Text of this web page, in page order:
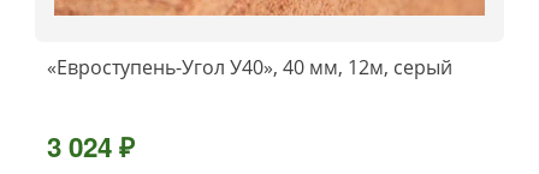
«Евроступень-Угол У40», 40 мм, 12м, серый
3 024 ₽